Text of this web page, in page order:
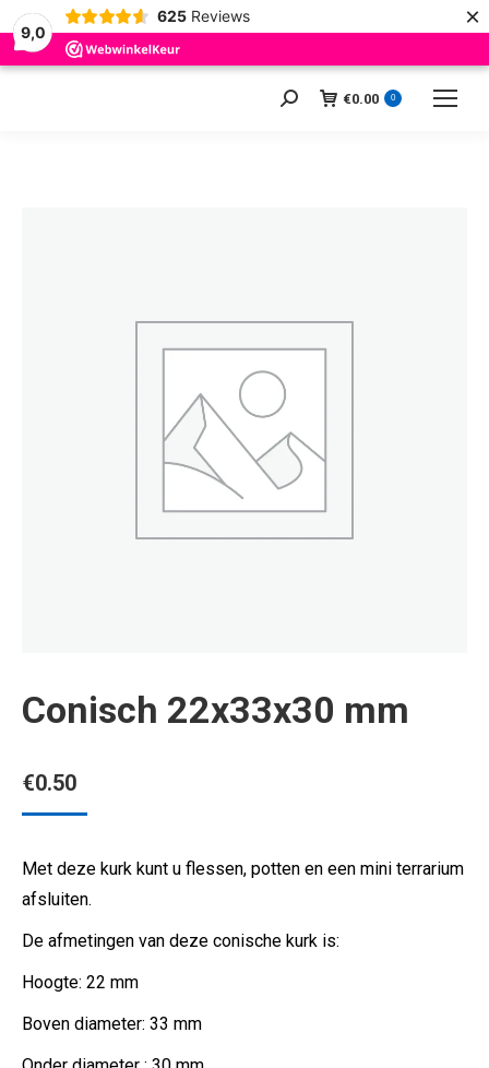
9,0
625 Reviews ×
Zoeken: €0.00 0
Conisch 22x33x30 mm
€0.50
Met deze kurk kunt u flessen, potten en een mini terrarium
afsluiten.
De afmetingen van deze conische kurk is:
Hoogte: 22 mm
Boven diameter: 33 mm